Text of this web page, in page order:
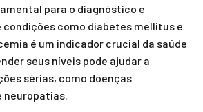
para o diagnóstico e
como diabetes mellitus e
é um indicador crucial da saúde
seus níveis pode ajudar a
sérias, como doenças
neuropatias.